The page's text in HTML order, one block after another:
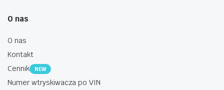
O nas
O nas
Kontakt
Cennik
NEW
Numer wtryskiwacza po VIN